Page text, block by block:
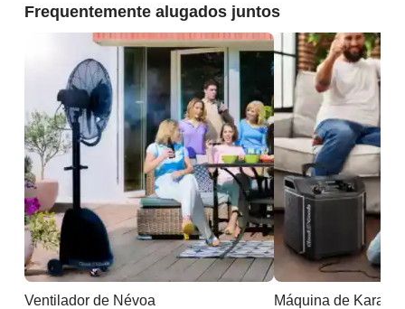
Frequentemente alugados juntos
Ventilador de Névoa
Máquina de